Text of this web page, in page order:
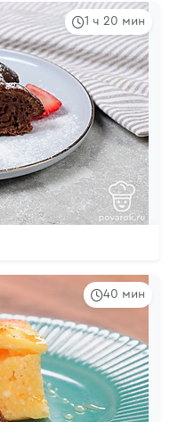
1 ч 20 мин
40 мин